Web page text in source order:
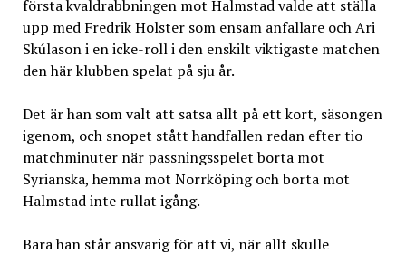
första kvaldrabbningen mot Halmstad valde att ställa
upp med Fredrik Holster som ensam anfallare och Ari
Skúlason i en icke-roll i den enskilt viktigaste matchen
den här klubben spelat på sju år.
Det är han som valt att satsa allt på ett kort, säsongen
igenom, och snopet stått handfallen redan efter tio
matchminuter när passningsspelet borta mot
Syrianska, hemma mot Norrköping och borta mot
Halmstad inte rullat igång.
Bara han står ansvarig för att vi, när allt skulle